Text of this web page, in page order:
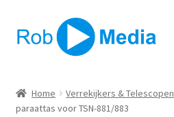
door
naar
Home Verrekijkers & Telescopen
paraattas voor TSN-881/883